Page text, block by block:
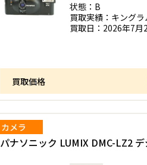
状態： B
買取実績： キング
買取日： 2026年7月
買取価格
パナソニック LUMIX DMC-LZ2
カメラ